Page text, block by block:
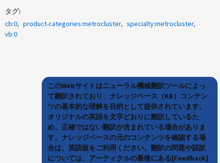
タグ
cb:0
product-categories:metrocluster
specialty:metrocluster
vb:0
このWebサイトはニューラル機械翻訳ツールによっ
て翻訳されており、ナレッジベース（KB）コンテン
ツの基本的な理解を目的として提供されています。
オリジナルの英語を文字どおりに翻訳しているた
め、正確ではない翻訳が含まれている場合がありま
す。ナレッジベースの元のコンテンツを確認する場
合は、英語版をご利用ください。翻訳の問題や誤訳
については、アーティクルの最後にある[Feedback]